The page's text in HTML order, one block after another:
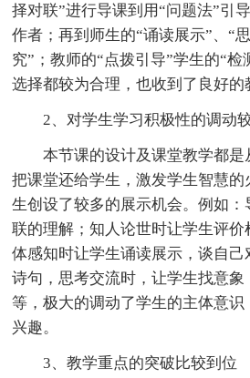
择对联”进行导课到用“问题法”引
作者；再到师生的“诵读展示”、“
究”；教师的“点拨引导”学生的“检
选择都较为合理，也收到了良好的
2、对学生学习积极性的调动
本节课的设计及课堂教学都是
把课堂还给学生，激发学生智慧
生创设了较多的展示机会。例如
联的理解；知人论世时让学生评
体感知时让学生诵读展示，谈自
诗句，思考交流时，让学生找意
等，极大的调动了学生的主体意识
兴趣。
3、教学重点的突破比较到位